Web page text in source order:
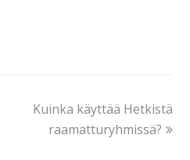
Kuinka käyttää Hetkistä
raamatturyhmissä?